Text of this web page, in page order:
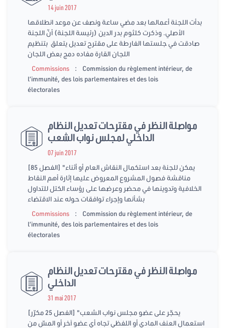
14 juin 2017
بدأت اللجنة أعمالها بعد مضي ساعة ونصف عن موعد انطلاقها
الأصلي. وذكرت كلثوم بدر الدين (رئيسة اللجنة) أنّ اللجنة
صادقت في جلستها الفارطة على مقترح تعديل يتعلق بتنظيم
اللجان القارة مفاده دمج بعض اللجان
Commissions
:
Commission du règlement intérieur, de
l’immunité, des lois parlementaires et des lois
électorales
مواصلة النظر في مقترحات تعديل النظام
الداخلي لمجلس نواب الشعب
07 juin 2017
[الفصل 85] "يمكن للجنة بعد استكمال النقاش العام أو أثناء
مناقشة فصول المشروع المعروض عليها إثارة أهم النقاط
الخلافية وتدوينها في محضر وعرضها على رؤساء الكتل للتداول
بشأنها وإجراء توافقات حوله عند الاقتضاء
Commissions
:
Commission du règlement intérieur, de
l’immunité, des lois parlementaires et des lois
électorales
مواصلة النظر في مقترحات تعديل النظام
الداخلي
31 mai 2017
[الفصل 25 مكرّر] "يحجّر على عضو مجلس نواب الشعب
استعمال العنف المادي أو اللفظي تجاه أي عضو آخر أو المسّ من